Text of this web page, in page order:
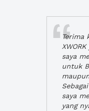
Terima
saya
untuk
saya
yang